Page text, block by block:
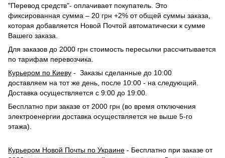
"Перевод средств"- оплачивает покупатель. Это
фиксированная сумма – 20 грн +2% от общей суммы заказа,
которая добавляется Новой Почтой автоматически к сумме
Вашего заказа.
Для заказов до 2000 грн стоимость пересылки рассчитывается
по тарифам перевозчика.
Курьером по Киеву - Заказы сделанные до 10:00
доставляем на тот же день, после 10:00 - на следующий.
Доставка осуществляется с 9:00 до 19:00.
Бесплатно при заказе от 2000 грн (во время отключения
электроенергии доставка осуществляется не выше 5-го
этажа).
Курьером Новой Почты по Украине - Бесплатно при заказе от